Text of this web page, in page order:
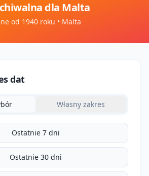
dla Malta
od 1940 roku • Malta
dat
Własny zakres
Ostatnie 7 dni
Ostatnie 30 dni